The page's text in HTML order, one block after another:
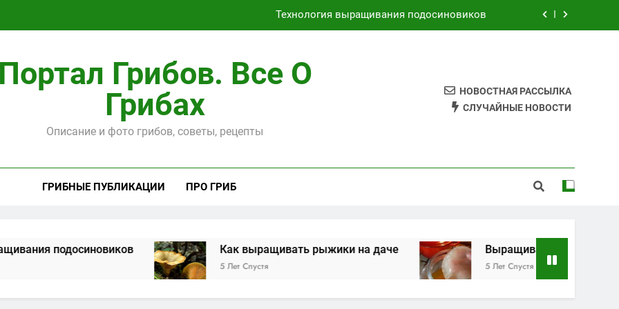
Как выращивать рыжики на даче
Способы, как самому сделать грибной мицелий
Технология выращивания подосиновиков
Выращивания чайного гриба
Портал Грибов. Все О
Грибах
Описание и фото грибов, советы, рецепты
НОВОСТНАЯ РАССЫЛКА
СЛУЧАЙНЫЕ НОВОСТИ
ГРИБНЫЕ ПУБЛИКАЦИИ ПРО ГРИБ
Как выращивать рыжики на даче
5 Лет Спустя
Выращивания чайного гриба
5 Лет Спустя